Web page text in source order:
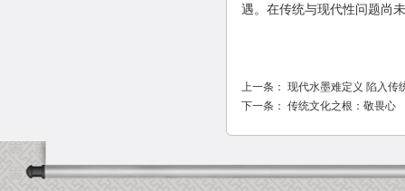
遇。在传统与现代性问题尚
上一条： 现代水墨难定义 陷入传
下一条： 传统文化之根：敬畏心